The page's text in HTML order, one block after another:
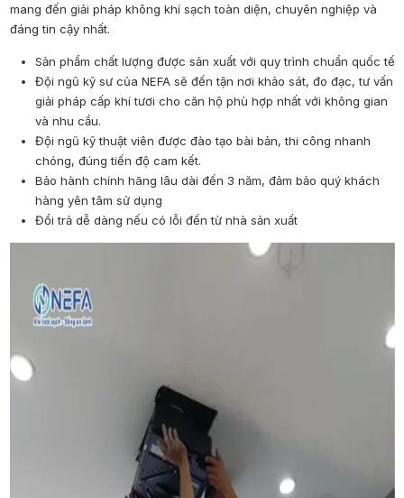
mang đến giải pháp không khí sạch toàn diện, chuyên nghiệp và
đáng tin cậy nhất.
Sản phẩm chất lượng được sản xuất với quy trình chuẩn quốc tế
Đội ngũ kỹ sư của NEFA sẽ đến tận nơi khảo sát, đo đạc, tư vấn
giải pháp cấp khí tươi cho căn hộ phù hợp nhất với không gian
và nhu cầu.
Đội ngũ kỹ thuật viên được đào tạo bài bản, thi công nhanh
chóng, đúng tiến độ cam kết.
Bảo hành chính hãng lâu dài đến 3 năm, đảm bảo quý khách
hàng yên tâm sử dụng
Đổi trả dễ dàng nếu có lỗi đến từ nhà sản xuất